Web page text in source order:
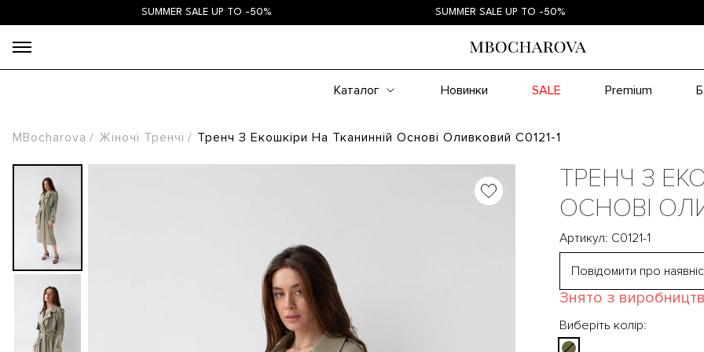
SUMMER SALE UP TO -50% SUMMER SALE UP TO -50%
Каталог Новинки SALE Premium
MBocharova Жіночі Тренчі Тренч З Екошкіри На Тканинній Основі Оливковий С0121-1
ТРЕНЧ З
ОСНОВІ
Артикул: С0121-1
Повідомити про
Знято з
Виберіть колір: